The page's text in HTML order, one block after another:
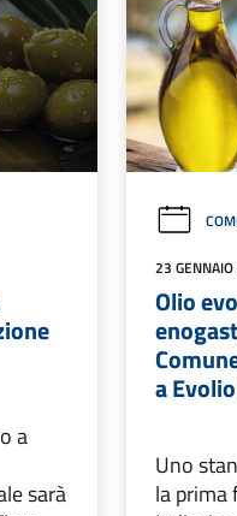
a
sarà
23
Olio
a
Uno
la prima